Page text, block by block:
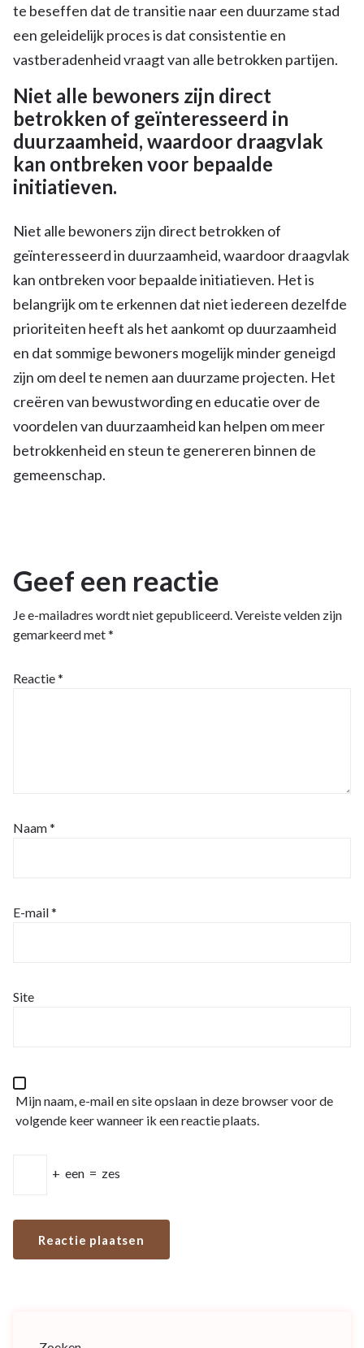
te beseffen dat de transitie naar een duurzame stad
een geleidelijk proces is dat consistentie en
vastberadenheid vraagt van alle betrokken partijen.
Niet alle bewoners zijn direct
betrokken of geïnteresseerd in
duurzaamheid, waardoor draagvlak
kan ontbreken voor bepaalde
initiatieven.
Niet alle bewoners zijn direct betrokken of
geïnteresseerd in duurzaamheid, waardoor draagvlak
kan ontbreken voor bepaalde initiatieven. Het is
belangrijk om te erkennen dat niet iedereen dezelfde
prioriteiten heeft als het aankomt op duurzaamheid
en dat sommige bewoners mogelijk minder geneigd
zijn om deel te nemen aan duurzame projecten. Het
creëren van bewustwording en educatie over de
voordelen van duurzaamheid kan helpen om meer
betrokkenheid en steun te genereren binnen de
gemeenschap.
Geef een reactie
Je e-mailadres wordt niet gepubliceerd. Vereiste velden zijn
gemarkeerd met*
Reactie*
Naam*
E-mail*
Site
Mijn naam, e-mail en site opslaan in deze browser voor de
volgende keer wanneer ik een reactie plaats.
+ een = zes